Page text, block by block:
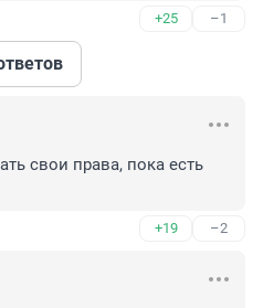
+25 –1
свои права, пока есть
+19 –2